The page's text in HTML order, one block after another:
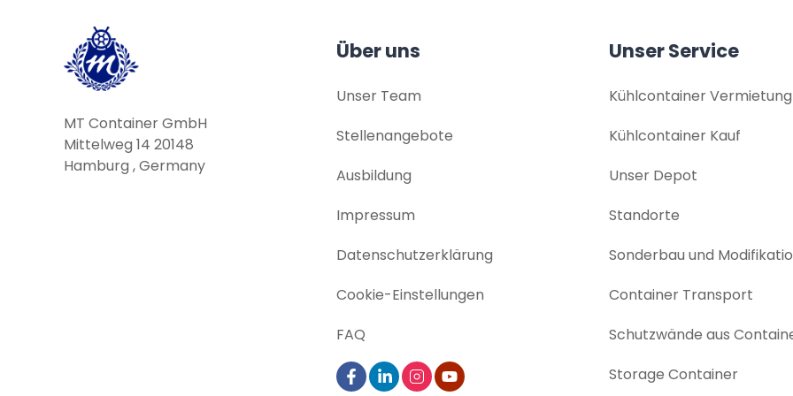
MT Container GmbH
Mittelweg 14 20148
Hamburg , Germany
Über uns
Unser Team
Stellenangebote
Ausbildung
Impressum
Datenschutz­erklärung
Cookie-Einstellungen
FAQ
Unser Service
Kühlcontainer Vermietung
Kühlcontainer Kauf
Unser Depot
Standorte
Sonderbau und
Container Transport
Schutzwände aus
Storage Container